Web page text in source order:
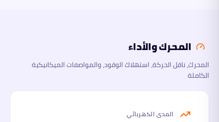
ما
وما
المحرك والأداء
المحرك، ناقل الحركة، استهلاك الوقود، والمواصفات الميكانيكية
الكاملة
المدى الكهربائي